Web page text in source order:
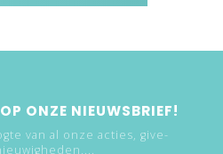
ONZE NIEUWSBRIEF!
van al onze acties, give-